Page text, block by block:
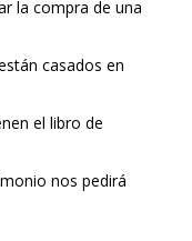
la compra de una
casados en
el libro de
nos pedirá